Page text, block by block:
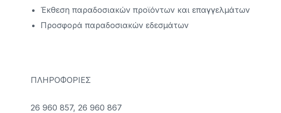
Έκθεση παραδοσιακών προϊόντων και επαγγελμάτων
Προσφορά παραδοσιακών εδεσμάτων
ΠΛΗΡΟΦΟΡΙΕΣ
26 960 857, 26 960 867